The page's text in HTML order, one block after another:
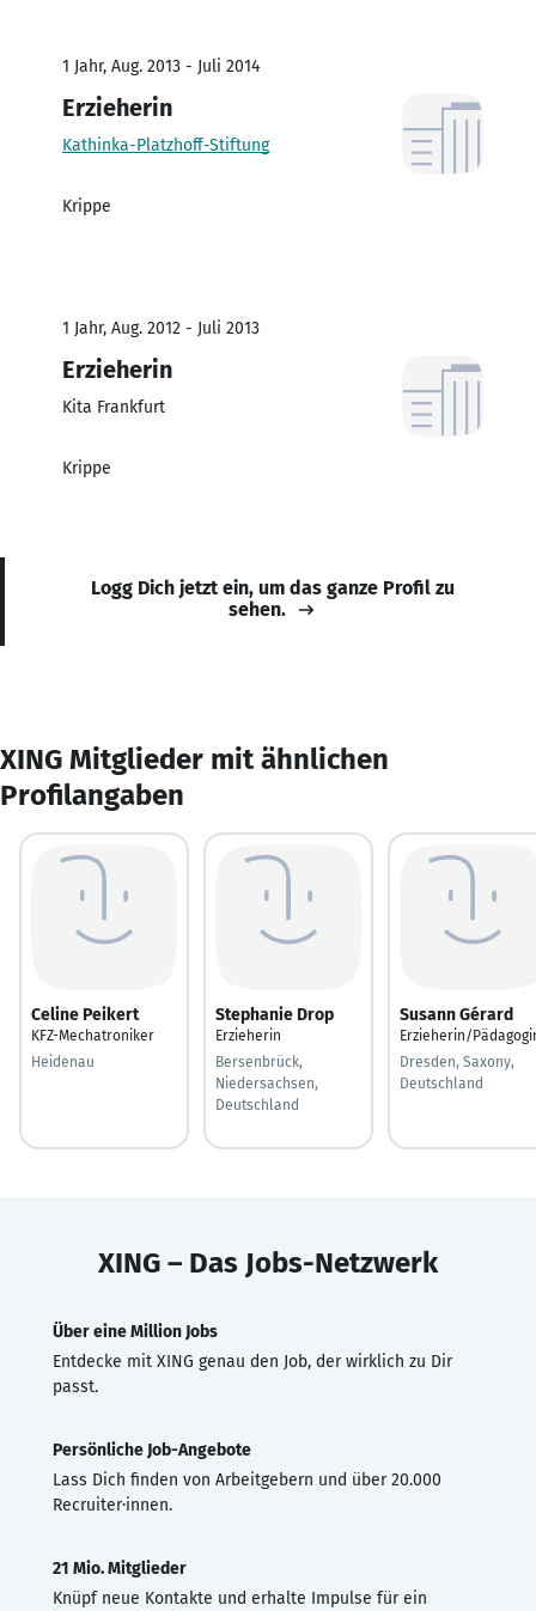
1 Jahr, Aug. 2013 - Juli 2014
Erzieherin
Kathinka-Platzhoff-Stiftung
Krippe
1 Jahr, Aug. 2012 - Juli 2013
Erzieherin
Kita Frankfurt
Krippe
Logg Dich jetzt ein, um das ganze Profil zu
sehen.
XING Mitglieder mit ähnlichen
Profilangaben
Celine Peikert
KFZ-Mechatroniker
Heidenau
Stephanie Drop
Erzieherin
Bersenbrück,
Niedersachsen,
Deutschland
Susann Gérard
Erzieherin/
Dresden, Saxony,
Deutschland
XING – Das Jobs-Netzwerk
Über eine Million Jobs
Entdecke mit XING genau den Job, der wirklich zu Dir
passt.
Persönliche Job-Angebote
Lass Dich finden von Arbeitgebern und über 20.000
Recruiter·innen.
21 Mio. Mitglieder
Knüpf neue Kontakte und erhalte Impulse für ein